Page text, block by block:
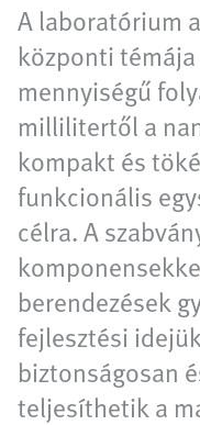
A laboratórium
központi
mennyiségű
millilitertől a
kompakt és
funkcionális
célra. A
berendezések
fejlesztési
biztonságosan
teljesíthetik a